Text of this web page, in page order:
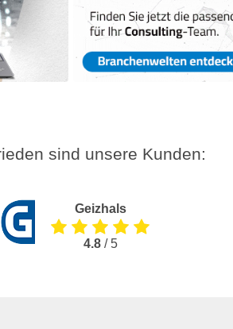
sind unsere Kunden:
Geizhals
4.8/ 5